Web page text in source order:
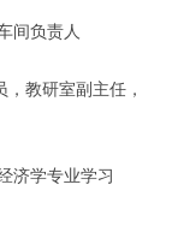
间负责人
教研室副主任，
济学专业学习